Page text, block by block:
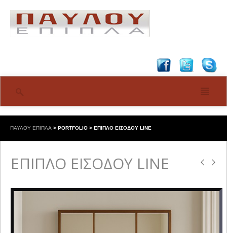
ΠΑΥΛΟΥ ΕΠΙΠΛΑ > PORTFOLIO > ΕΠΙΠΛΟ ΕΙΣΟΔΟΥ LINE
ΕΠΙΠΛΟ ΕΙΣΟΔΟΥ LINE